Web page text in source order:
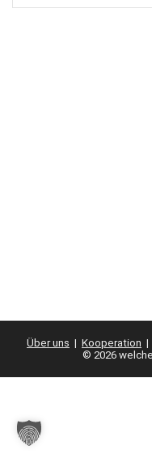
Über uns | Kooperation |
© 2026